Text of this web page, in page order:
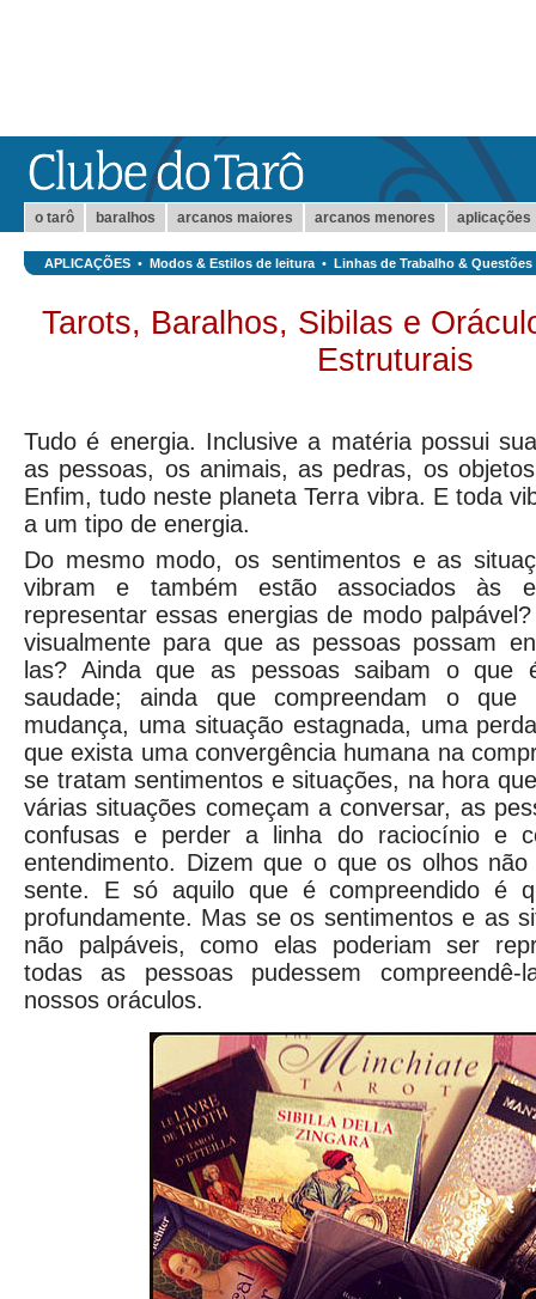
o tarô baralhos arcanos maiores arcanos menores aplicações
APLICAÇÕES • Modos & Estilos de leitura • Linhas de Trabalho & Questões
Tarots, Baralhos, Sibilas e
Estruturais
Tudo é energia. Inclusive a matéria possui
as pessoas, os animais, as pedras, os
Enfim, tudo neste planeta Terra vibra. E toda
a um tipo de energia.
Do mesmo modo, os sentimentos e as
vibram e também estão associados às
representar essas energias de modo
visualmente para que as pessoas possam
las? Ainda que as pessoas saibam o que
saudade; ainda que compreendam o
mudança, uma situação estagnada, uma
que exista uma convergência humana na
se tratam sentimentos e situações, na hora
várias situações começam a conversar, as
confusas e perder a linha do raciocínio e
entendimento. Dizem que o que os olhos
sente. E só aquilo que é compreendido é
profundamente. Mas se os sentimentos e as
não palpáveis, como elas poderiam ser
todas as pessoas pudessem
nossos oráculos.